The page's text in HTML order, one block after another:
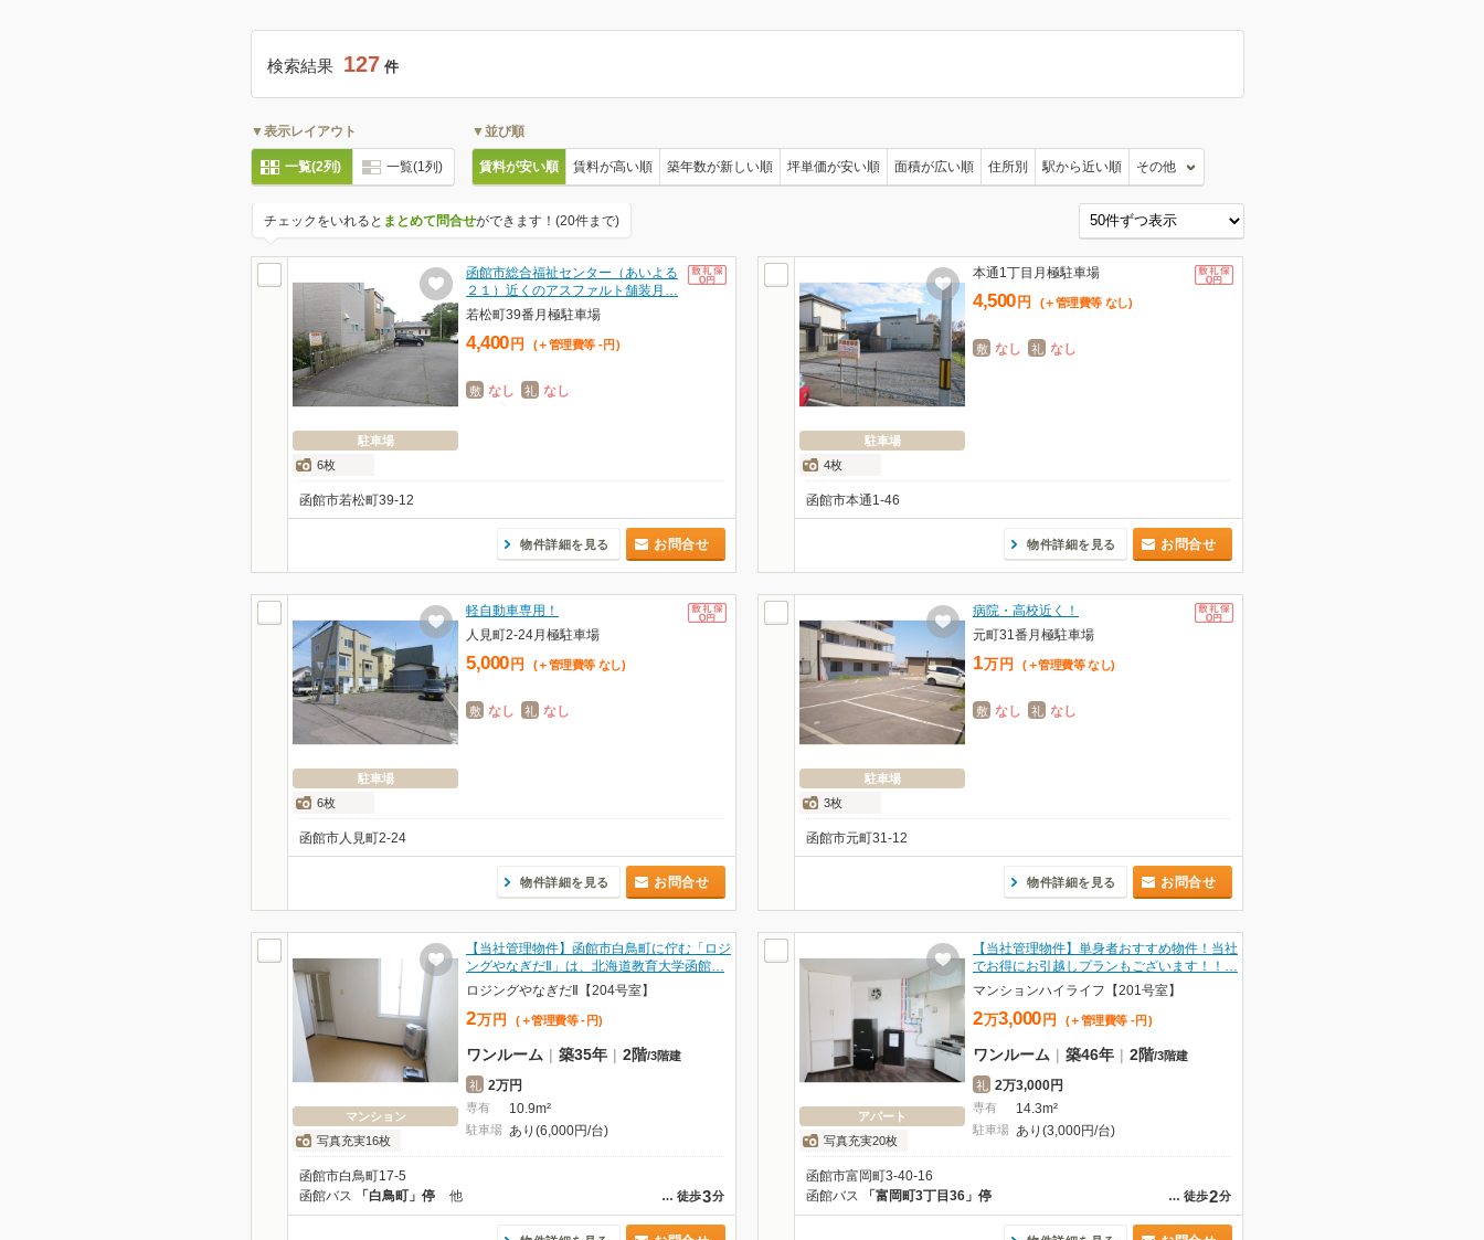
検索結果 127 件
▼表示レイアウト
一覧(2列) 一覧(1列)
▼並び順
賃料が安い順 賃料が高い順 築年数が新しい順 坪単価が安い順 面積が広い順 住所別 駅から近い順 その他
チェックをいれると まとめて問合せができます！(20件まで)
駐車場
6枚
函館市総合福祉センター（あいよる
２１）近くのアスファルト舗装月…
若松町39番月極駐車場
4,400 円 (＋管理費等 - 円 )
敷 なし 礼 なし
函館市若松町39-12
物件詳細を見る お問合せ
駐車場
4枚
本通1丁目月極駐車場
4,500 円 (＋管理費等 なし)
敷 なし 礼 なし
函館市本通1-46
物件詳細を見る お問合せ
駐車場
6枚
軽自動車専用！
人見町2-24月極駐車場
5,000 円 (＋管理費等 なし)
敷 なし 礼 なし
函館市人見町2-24
物件詳細を見る お問合せ
駐車場
3枚
病院・高校近く！
元町31番月極駐車場
1万 円 (＋管理費等 なし)
敷 なし 礼 なし
函館市元町31-12
物件詳細を見る お問合せ
マンション
写真充実16枚
【当社管理物件】函館市白鳥町に佇む「ロジ
ングやなぎだⅡ」は、北海道教育大学函館…
ロジングやなぎだⅡ【204号室】
2万 円 (＋管理費等 - 円)
ワンルーム | 築35年 | 2階/3階建
礼 2万円
専有 10.9m²
駐車場 あり(6,000円/台)
函館市白鳥町17-5
… 徒歩3分
函館バス 「白鳥町」停 他
アパート
写真充実20枚
【当社管理物件】単身者おすすめ物件！当社
でお得にお引越しプランもございます！！…
マンションハイライフ【201号室】
2万3,000 円 (＋管理費等 - 円 )
ワンルーム | 築46年 | 2階/3階建
礼 2万3,000円
専有 14.3m²
駐車場 あり(3,000円/台)
函館市富岡町3-40-16
… 徒歩2分
函館バス 「富岡町3丁目36」停